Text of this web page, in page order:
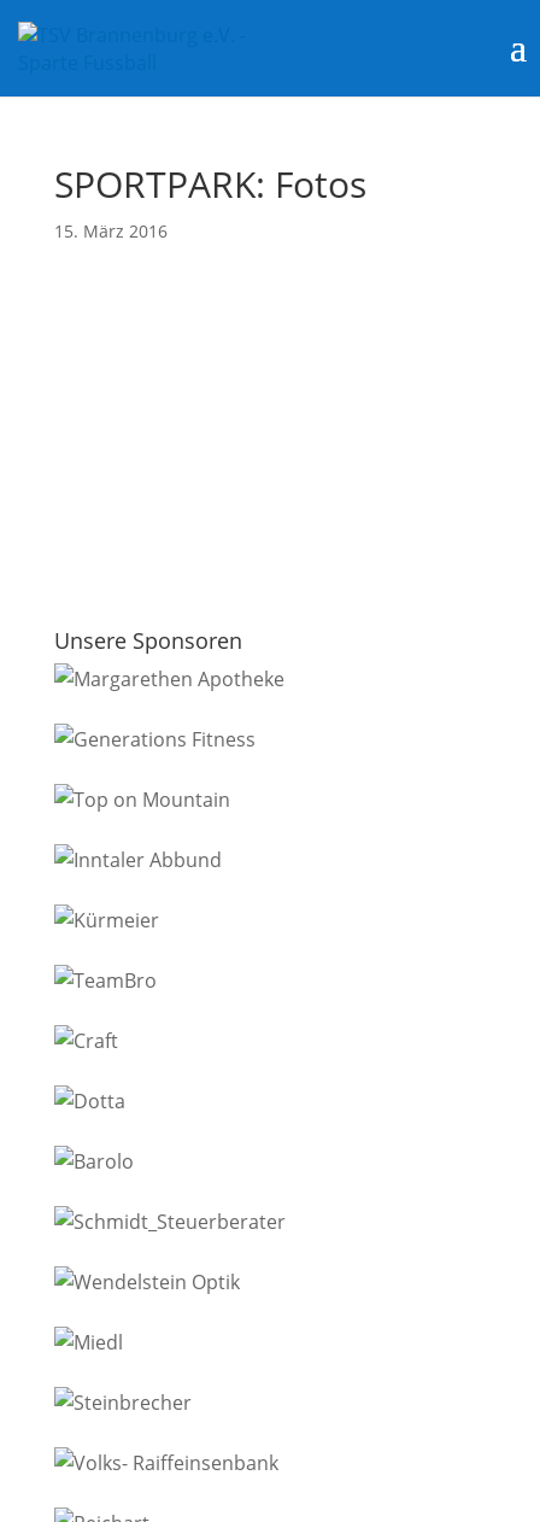
SPORTPARK: Fotos
15. März 2016
Unsere Sponsoren